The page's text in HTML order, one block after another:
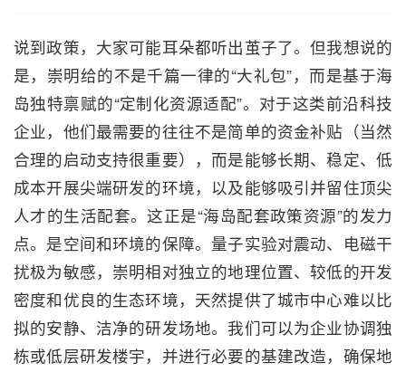
说到政策，大家可能耳朵都听出茧子了。但我想说的
是，崇明给的不是千篇一律的“大礼包”，而是基于海
岛独特禀赋的“定制化资源适配”。对于这类前沿科技
企业，他们最需要的往往不是简单的资金补贴（当然
合理的启动支持很重要），而是能够长期、稳定、低
成本开展尖端研发的环境，以及能够吸引并留住顶尖
人才的生活配套。这正是“海岛配套政策资源”的发力
点。是空间和环境的保障。量子实验对震动、电磁干
扰极为敏感，崇明相对独立的地理位置、较低的开发
密度和优良的生态环境，天然提供了城市中心难以比
拟的安静、洁净的研发场地。我们可以为企业协调独
栋或低层研发楼宇，并进行必要的基建改造，确保地